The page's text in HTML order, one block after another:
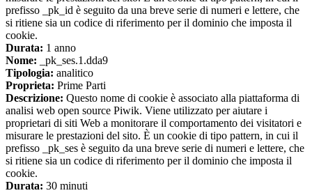
prefisso _pk_id è seguito da una breve serie di numeri e lettere, che
si ritiene sia un codice di riferimento per il dominio che imposta il
cookie.
Durata: 1 anno
Nome: _pk_ses.1.dda9
Tipologia: analitico
Proprieta: Prime Parti
Descrizione: Questo nome di cookie è associato alla piattaforma di
analisi web open source Piwik. Viene utilizzato per aiutare i
proprietari di siti Web a monitorare il comportamento dei visitatori e
misurare le prestazioni del sito. È un cookie di tipo pattern, in cui il
prefisso _pk_ses è seguito da una breve serie di numeri e lettere, che
si ritiene sia un codice di riferimento per il dominio che imposta il
cookie.
Durata: 30 minuti